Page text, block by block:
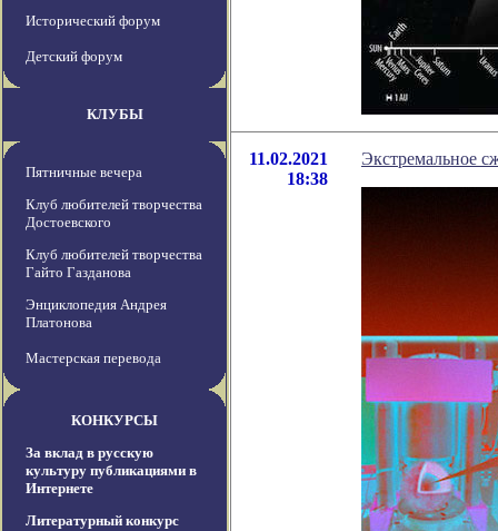
Исторический форум
Детский форум
КЛУБЫ
Пятничные вечера
Клуб любителей творчества
Достоевского
Клуб любителей творчества
Гайто Газданова
Энциклопедия Андрея
Платонова
Мастерская перевода
КОНКУРСЫ
За вклад в русскую
культуру публикациями в
Интернете
Литературный конкурс
11.02.2021
18:38
Экстремальное